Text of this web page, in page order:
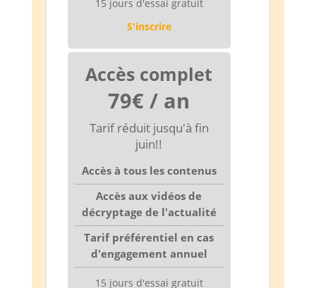
15 jours d'essai gratuit
S'inscrire
Accès complet
79€ / an
Tarif réduit jusqu'à fin
juin!!
Accès à tous les contenus
Accès aux vidéos de
décryptage de l'actualité
Tarif préférentiel en cas
d'engagement annuel
15 jours d'essai gratuit